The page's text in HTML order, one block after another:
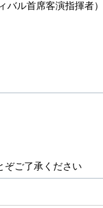
ル首席客演指揮者）
ぞご了承ください